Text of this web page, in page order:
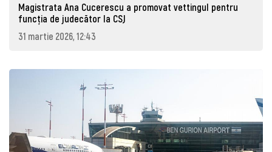
Magistrata Ana Cucerescu a promovat vettingul pentru
funcția de judecător la CSJ
31 martie 2026, 12:43